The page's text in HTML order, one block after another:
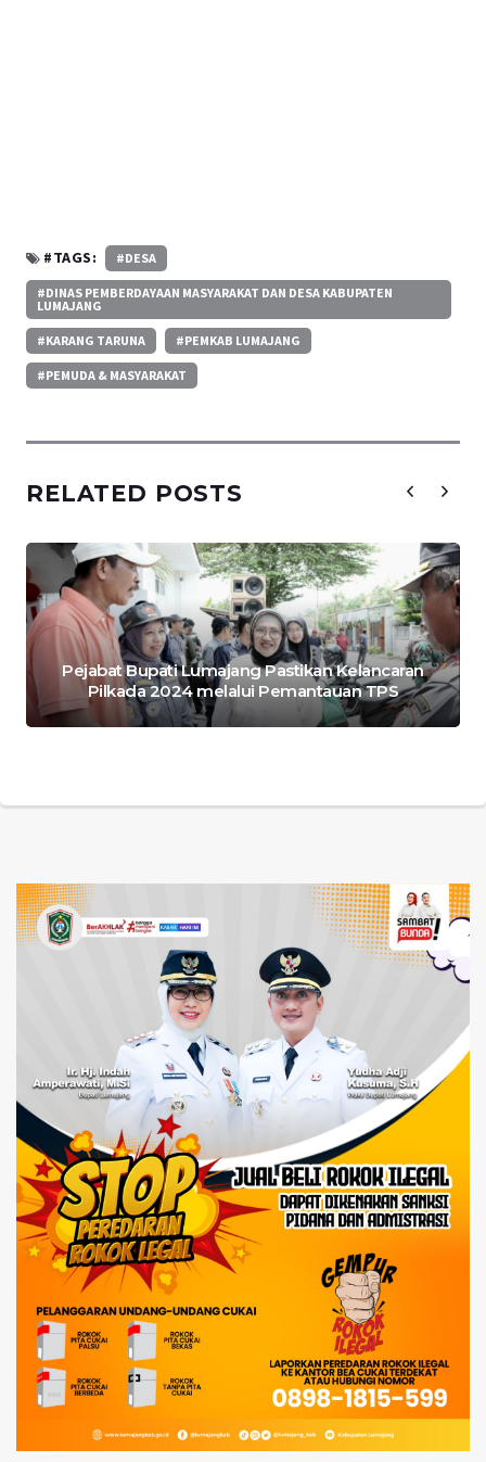
#TAGS: #DESA
#DINAS PEMBERDAYAAN MASYARAKAT DAN DESA KABUPATEN
LUMAJANG
#KARANG TARUNA #PEMKAB LUMAJANG
#PEMUDA & MASYARAKAT
RELATED POSTS
Pejabat Bupati Lumajang Pastikan Kelancaran
Pilkada 2024 melalui Pemantauan TPS